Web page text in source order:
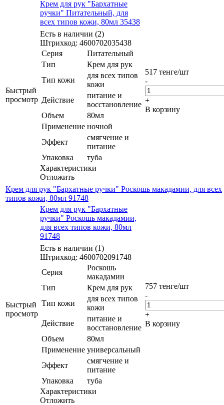
Быстрый
просмотр
Крем для рук "Бархатные
ручки" Питательный, для
всех типов кожи, 80мл 35438
Есть в наличии (2)
Штрихкод: 4600702035438
Серия
Питательный
Тип
Крем для рук
Тип кожи
для всех типов
кожи
Действие
питание и
восстановление
Объем
80мл
Применение ночной
Эффект
смягчение и
питание
Упаковка
туба
Характеристики
Отложить
517 тенге/шт
-
+
В корзину
Крем для рук "Бархатные ручки" Роскошь макадамии, для всех
типов кожи, 80мл 91748
Быстрый
просмотр
Крем для рук "Бархатные
ручки" Роскошь макадамии,
для всех типов кожи, 80мл
91748
Есть в наличии (1)
Штрихкод: 4600702091748
Серия
Роскошь
макадамии
Тип
Крем для рук
Тип кожи
для всех типов
кожи
Действие
питание и
восстановление
Объем
80мл
Применение универсальный
Эффект
смягчение и
питание
Упаковка
туба
Характеристики
Отложить
757 тенге/шт
-
+
В корзину